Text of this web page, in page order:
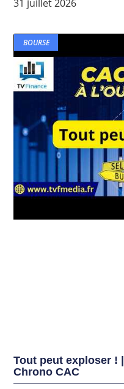
31 juillet 2026
BOURSE
Tout peut exploser !
Chrono CAC